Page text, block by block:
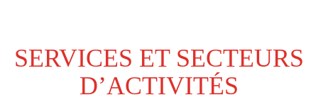
SERVICES ET SECTEURS
D’ACTIVITÉS